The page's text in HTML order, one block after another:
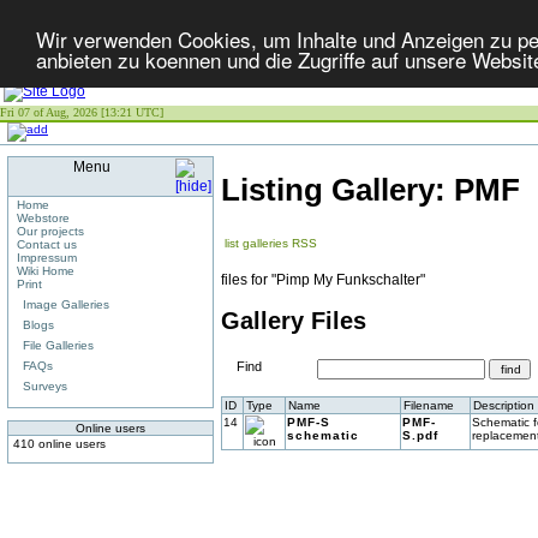
Wir verwenden Cookies, um Inhalte und Anzeigen zu
anbieten zu koennen und die Zugriffe auf unsere
Fri 07 of Aug, 2026 [13:21 UTC]
Menu
Home
Webstore
Our projects
Contact us
Impressum
Wiki Home
Print
Image Galleries
Blogs
File Galleries
FAQs
Surveys
Online users
410 online users
Listing Gallery: PMF
list galleries RSS
files for "Pimp My Funkschalter"
Gallery Files
Find
ID Type Name Filename
Description
14
PMF-S
schematic
PMF-
S.pdf
Schematic